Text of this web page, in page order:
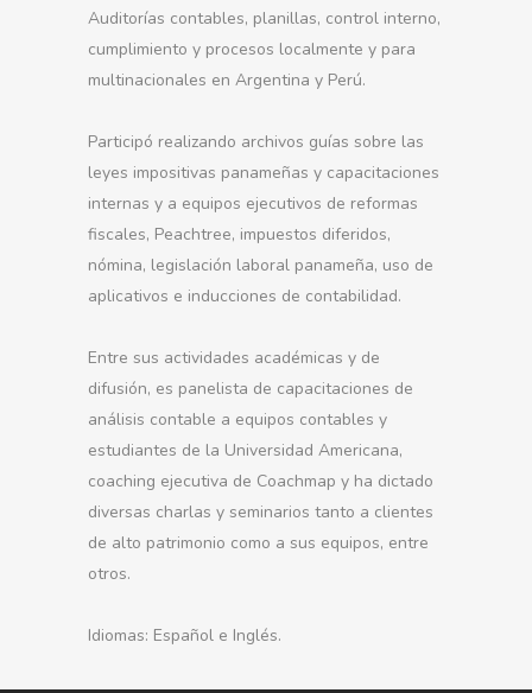
Auditorías contables, planillas, control interno,
cumplimiento y procesos localmente y para
multinacionales en Argentina y Perú.
Participó realizando archivos guías sobre las
leyes impositivas panameñas y capacitaciones
internas y a equipos ejecutivos de reformas
fiscales, Peachtree, impuestos diferidos,
nómina, legislación laboral panameña, uso de
aplicativos e inducciones de contabilidad.
Entre sus actividades académicas y de
difusión, es panelista de capacitaciones de
análisis contable a equipos contables y
estudiantes de la Universidad Americana,
coaching ejecutiva de Coachmap y ha dictado
diversas charlas y seminarios tanto a clientes
de alto patrimonio como a sus equipos, entre
otros.
Idiomas: Español e Inglés.